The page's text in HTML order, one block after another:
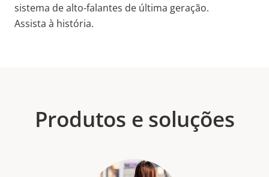
sistema de alto-falantes de última geração.
Assista à história.
Produtos e soluções